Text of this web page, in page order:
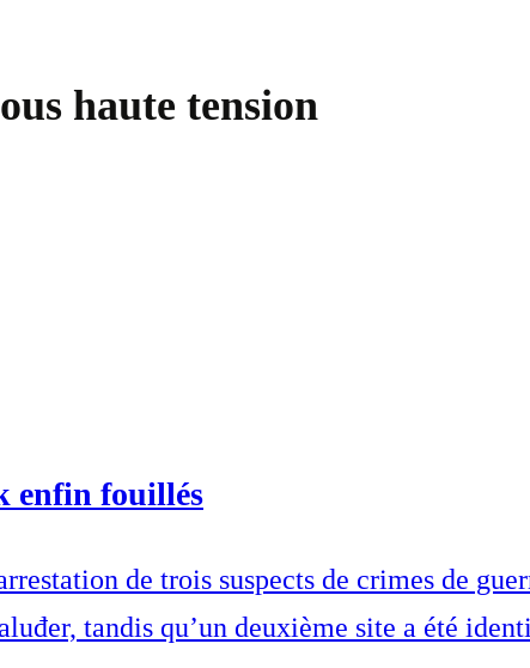
haute tension
enfin fouillés
de trois suspects de crimes de
tandis qu’un deuxième site a été